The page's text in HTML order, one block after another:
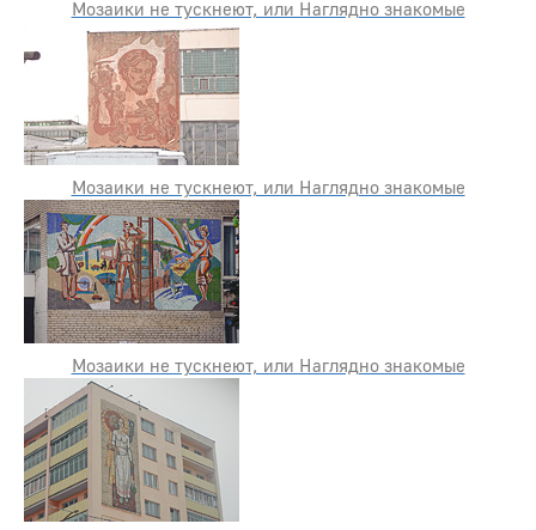
Мозаики не тускнеют, или Наглядно знакомые
Мозаики не тускнеют, или Наглядно знакомые
Мозаики не тускнеют, или Наглядно знакомые